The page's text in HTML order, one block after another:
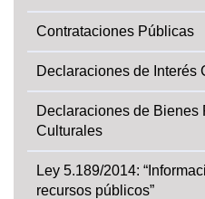
Contrataciones Públicas
Declaraciones de Interés
Declaraciones de Bienes
Culturales
Ley 5.189/2014:
recursos públicos”